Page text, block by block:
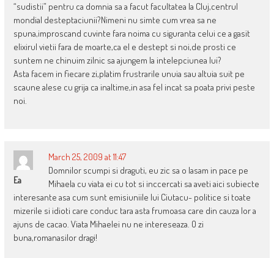
“sudistii” pentru ca domnia sa a facut facultatea la Cluj,centrul
mondial desteptaciunii?Nimeni nu simte cum vrea sa ne
spuna,improscand cuvinte fara noima cu siguranta celui ce a gasit
elixirul vietii fara de moarte,ca el e destept si noi,de prosti ce
suntem ne chinuim zilnic sa ajungem la intelepciunea lui?
Asta facem in fiecare zi,platim frustrarile unuia sau altuia suit pe
scaune alese cu grija ca inaltime,in asa fel incat sa poata privi peste
noi.
Ea
March 25, 2009 at 11:47
Domnilor scumpi si draguti, eu zic sa o lasam in pace pe
Mihaela cu viata ei cu tot si inccercati sa aveti aici subiecte
interesante asa cum sunt emisiuniile lui Ciutacu- politice si toate
mizerile si idioti care conduc tara asta frumoasa care din cauza lor a
ajuns de cacao. Viata Mihaelei nu ne intereseaza. O zi
buna,romanasilor dragi!